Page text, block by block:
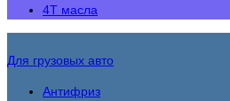
4Т масла
Для грузовых авто
Антифриз